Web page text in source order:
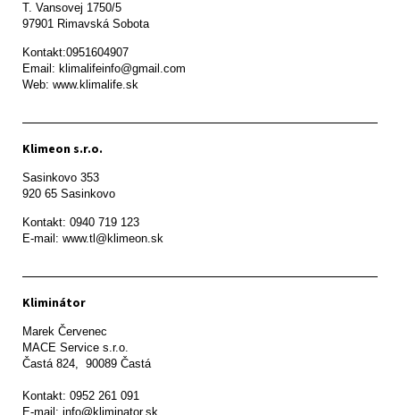
T. Vansovej 1750/5
97901 Rimavská Sobota
Kontakt:0951604907
Email: klimalifeinfo@gmail.com
Web: www.klimalife.sk
Klimeon s.r.o.
Sasinkovo 353
920 65 Sasinkovo
Kontakt: 0940 719 123
E-mail: www.tl@klimeon.sk
Kliminátor
Marek Červenec
MACE Service s.r.o.
Častá 824,  90089 Častá
Kontakt: 0952 261 091
E-mail: info@kliminator.sk